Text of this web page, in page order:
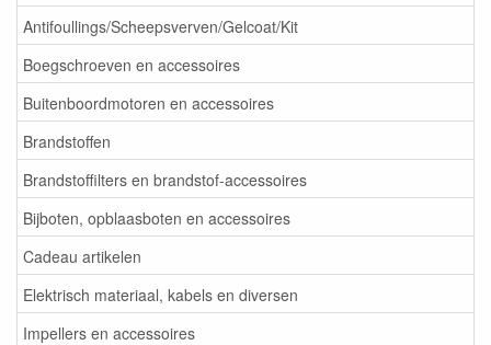
Antifoullings/Scheepsverven/Gelcoat/Kit
Boegschroeven en accessoires
Buitenboordmotoren en accessoires
Brandstoffen
Brandstoffilters en brandstof-accessoires
Bijboten, opblaasboten en accessoires
Cadeau artikelen
Elektrisch materiaal, kabels en diversen
Impellers en accessoires